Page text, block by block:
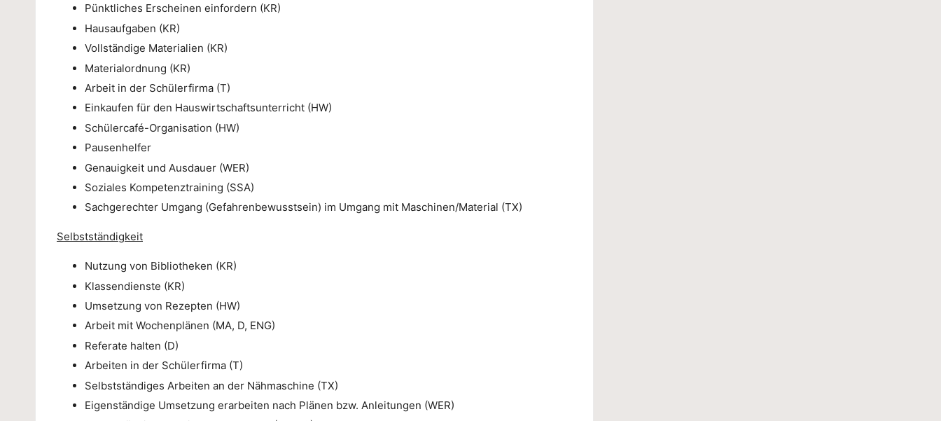
Pünktliches Erscheinen einfordern (KR)
Hausaufgaben (KR)
Vollständige Materialien (KR)
Materialordnung (KR)
Arbeit in der Schülerfirma (T)
Einkaufen für den Hauswirtschaftsunterricht (HW)
Schülercafé-Organisation (HW)
Pausenhelfer
Genauigkeit und Ausdauer (WER)
Soziales Kompetenztraining (SSA)
Sachgerechter Umgang (Gefahrenbewusstsein) im Umgang mit Maschinen/Material (TX)
Selbstständigkeit
Nutzung von Bibliotheken (KR)
Klassendienste (KR)
Umsetzung von Rezepten (HW)
Arbeit mit Wochenplänen (MA, D, ENG)
Referate halten (D)
Arbeiten in der Schülerfirma (T)
Selbstständiges Arbeiten an der Nähmaschine (TX)
Eigenständige Umsetzung erarbeiten nach Plänen bzw. Anleitungen (WER)